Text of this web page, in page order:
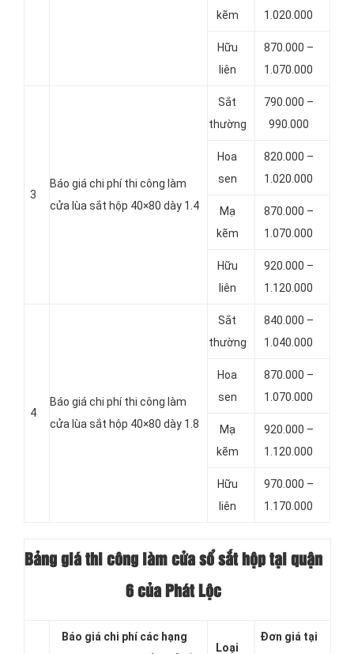
kẽm
1.020.000
Hữu
liên
870.000 –
1.070.000
3
Báo giá chi phí thi công làm
cửa lùa sắt hộp 40×80 dày 1.4
Sắt
thường
790.000 –
990.000
Hoa
sen
820.000 –
1.020.000
Mạ
kẽm
870.000 –
1.070.000
Hữu
liên
920.000 –
1.120.000
4
Báo giá chi phí thi công làm
cửa lùa sắt hộp 40×80 dày 1.8
Sắt
thường
840.000 –
1.040.000
Hoa
sen
870.000 –
1.070.000
Mạ
kẽm
920.000 –
1.120.000
Hữu
liên
970.000 –
1.170.000
Bảng giá thi công làm cửa sổ sắt hộp tại quận
6 của Phát Lộc
Báo giá chi phí các hạng
Loại
Đơn giá tại